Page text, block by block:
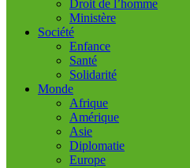
Droit de l’homme
Ministère
Société
Enfance
Santé
Solidarité
Monde
Afrique
Amérique
Asie
Diplomatie
Europe